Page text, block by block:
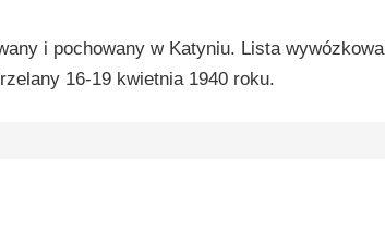
i pochowany w Katyniu. Lista wywózkowa
16-19 kwietnia 1940 roku.